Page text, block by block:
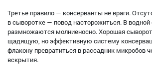
Третье правило — консерванты не враги.
в сыворотке — повод насторожиться. В водной
размножаются молниеносно. Хорошая
щадящую, но эффективную систему
флакону превратиться в рассадник микробов
вскрытия.